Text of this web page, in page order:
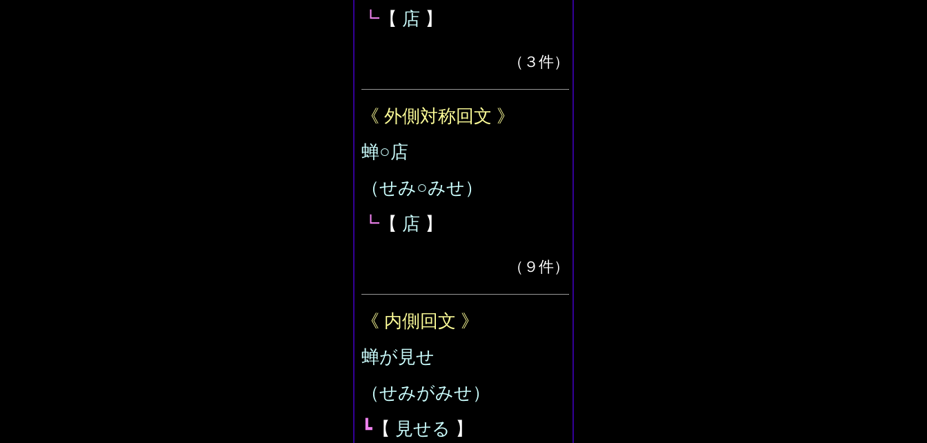
┗ 【 店 】
（３件）
《 外側対称回文 》
蝉○店
（せみ○みせ）
┗ 【 店 】
（９件）
《 内側回文 》
蝉が見せ
（せみがみせ）
┗ 【 見せる 】